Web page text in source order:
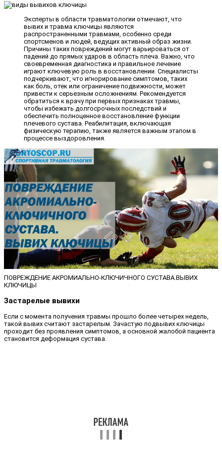
Эксперты в области травматологии отмечают, что
вывих и травма ключицы являются
распространенными травмами, особенно среди
спортсменов и людей, ведущих активный образ жизни.
Причины таких повреждений могут варьироваться от
падений до прямых ударов в область плеча. Важно, что
своевременная диагностика и правильное лечение
играют ключевую роль в восстановлении. Специалисты
подчеркивают, что игнорирование симптомов, таких
как боль, отек или ограничение подвижности, может
привести к серьезным осложнениям. Рекомендуется
обратиться к врачу при первых признаках травмы,
чтобы избежать долгосрочных последствий и
обеспечить полноценное восстановление функции
плечевого сустава. Реабилитация, включающая
физическую терапию, также является важным этапом в
процессе выздоровления.
ПОВРЕЖДЕНИЕ АКРОМИАЛЬНО-КЛЮЧИЧНОГО СУСТАВА.ВЫВИХ
КЛЮЧИЦЫ
Застарелые вывихи
Если с момента получения травмы прошло более четырех недель,
такой вывих считают застарелым. Зачастую подвывих ключицы
проходит без проявления симптомов, а основной жалобой пациента
становится деформация сустава.